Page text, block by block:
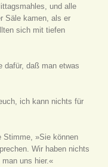
und alle
Säle kamen, als er
sich mit tiefen
dafür, daß man etwas
ich kann nichts für
Stimme, »Sie können
Wir haben nichts
uns hier.«